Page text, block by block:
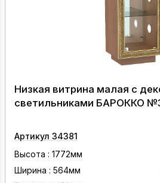
Низкая витрина малая с
светильниками БАРОККО
Артикул 34381
Высота : 1772мм
Ширина : 564мм